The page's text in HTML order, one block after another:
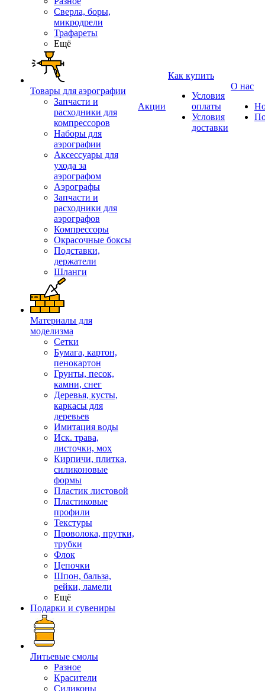
Сверла, боры,
микродрели
Трафареты
Ещё
Товары для аэрографии
Запчасти и
расходники для
компрессоров
Наборы для
аэрографии
Аксессуары для
ухода за
аэрографом
Аэрографы
Запчасти и
расходники для
аэрографов
Компрессоры
Окрасочные боксы
Подставки,
держатели
Шланги
Материалы для
моделизма
Сетки
Бумага, картон,
пенокартон
Грунты, песок,
камни, снег
Деревья, кусты,
каркасы для
деревьев
Имитация воды
Иск. трава,
листочки, мох
Кирпичи, плитка,
силиконовые
формы
Пластик листовой
Пластиковые
профили
Текстуры
Проволока, прутки,
трубки
Флок
Цепочки
Шпон, бальза,
рейки, ламели
Ещё
Подарки и сувениры
Литьевые смолы
Разное
Красители
Силиконы
Акции
Как купить
Условия
оплаты
Условия
доставки
О нас